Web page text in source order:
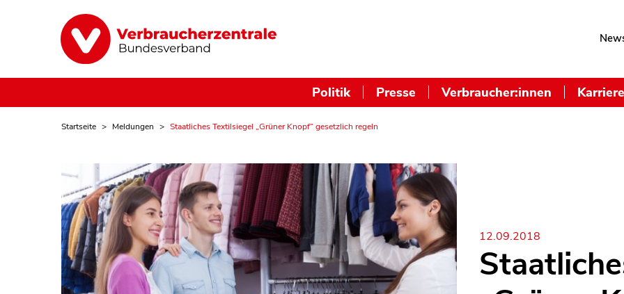
Politik Presse Verbraucher:innen Karriere
Startseite Meldungen Staatliches Textilsiegel „Grüner Knopf“ gesetzlich regeln
12.09.2018